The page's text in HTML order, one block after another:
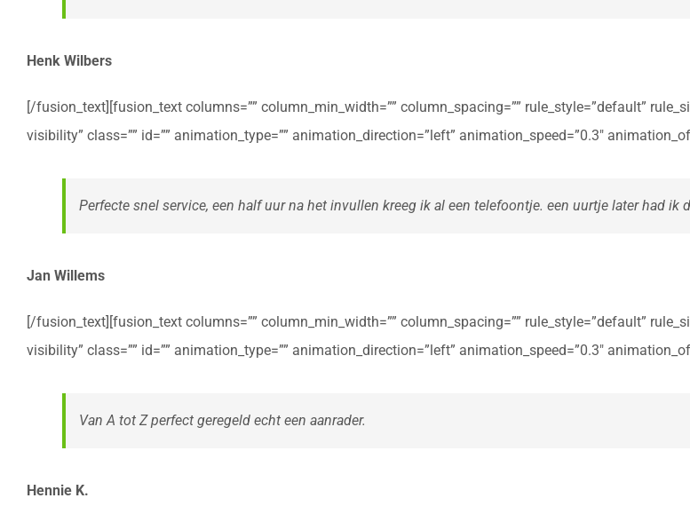
Henk Wilbers
[/fusion_text][fusion_text columns=”” column_min_width=”” column_spacing=”” rule_style=”default”
visibility” class=”” id=”” animation_type=”” animation_direction=”left” animation_speed=”0.3″
Perfecte snel service, een half uur na het invullen kreeg ik al een telefoontje. een uurtje later had ik
Jan Willems
[/fusion_text][fusion_text columns=”” column_min_width=”” column_spacing=”” rule_style=”default”
visibility” class=”” id=”” animation_type=”” animation_direction=”left” animation_speed=”0.3″
Van A tot Z perfect geregeld echt een aanrader.
Hennie K.